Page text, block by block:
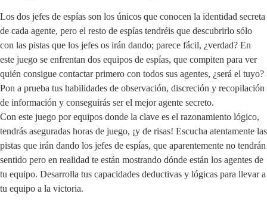
Los dos jefes de espías son los únicos que conocen la identidad secreta
de cada agente, pero el resto de espías tendréis que descubrirlo sólo
con las pistas que los jefes os irán dando; parece fácil, ¿verdad? En
este juego se enfrentan dos equipos de espías, que compiten para ver
quién consigue contactar primero con todos sus agentes, ¿será el tuyo?
Pon a prueba tus habilidades de observación, discreción y recopilación
de información y conseguirás ser el mejor agente secreto.
Con este juego por equipos donde la clave es el razonamiento lógico,
tendrás aseguradas horas de juego, ¡y de risas! Escucha atentamente las
pistas que irán dando los jefes de espías, que aparentemente no tendrán
sentido pero en realidad te están mostrando dónde están los agentes de
tu equipo. Desarrolla tus capacidades deductivas y lógicas para llevar a
tu equipo a la victoria.